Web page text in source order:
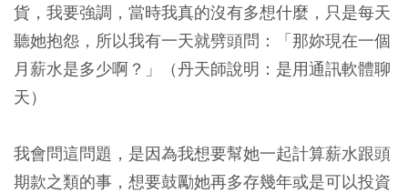
貨，我要強調，當時我真的沒有多想什麼，只是每天
聽她抱怨，所以我有一天就劈頭問：「那妳現在一個
月薪水是多少啊？」（丹天師說明：是用通訊軟體聊
天）
我會問這問題，是因為我想要幫她一起計算薪水跟頭
期款之類的事，想要鼓勵她再多存幾年或是可以投資